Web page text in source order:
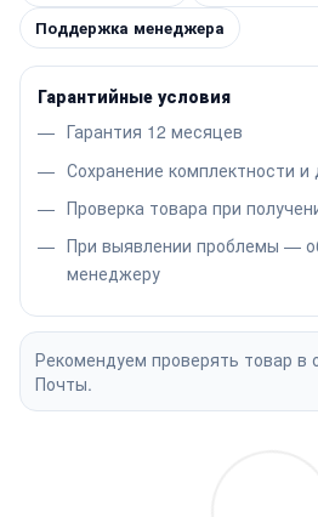
Поддержка менеджера
Гарантийные условия
Гарантия 12 месяцев
Сохранение комплектности и
Проверка товара при
При выявлении проблемы —
менеджеру
Рекомендуем проверять товар в
Почты.